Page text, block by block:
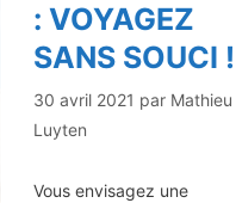
: VOYAGEZ
SANS SOUCI !
30 avril 2021 par Mathieu
Luyten
Vous envisagez une